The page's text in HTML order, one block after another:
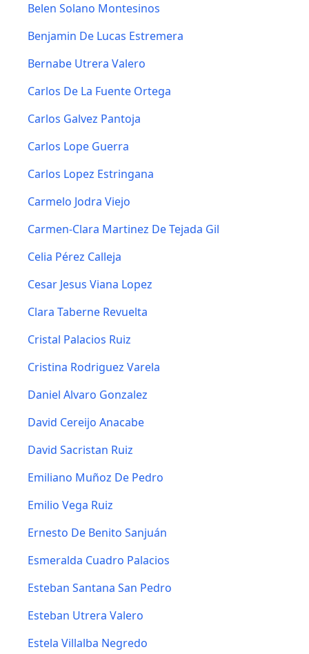
Belen Solano Montesinos
Benjamin De Lucas Estremera
Bernabe Utrera Valero
Carlos De La Fuente Ortega
Carlos Galvez Pantoja
Carlos Lope Guerra
Carlos Lopez Estringana
Carmelo Jodra Viejo
Carmen-Clara Martinez De Tejada Gil
Celia Pérez Calleja
Cesar Jesus Viana Lopez
Clara Taberne Revuelta
Cristal Palacios Ruiz
Cristina Rodriguez Varela
Daniel Alvaro Gonzalez
David Cereijo Anacabe
David Sacristan Ruiz
Emiliano Muñoz De Pedro
Emilio Vega Ruiz
Ernesto De Benito Sanjuán
Esmeralda Cuadro Palacios
Esteban Santana San Pedro
Esteban Utrera Valero
Estela Villalba Negredo